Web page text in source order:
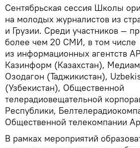
Сентябрьская сессия Школы
на молодых журналистов из
и Грузии. Среди участников —
более чем 20 СМИ, в том числе
из информационных агентств
Казинформ (Казахстан),
Озодагон (Таджикистан),
(Узбекистан), Общественной
телерадиовещательной
Республики,
Общественной телекомпании
В рамках мероприятий